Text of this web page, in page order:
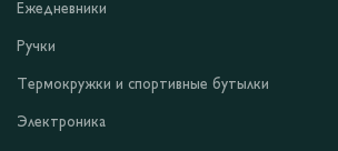
Ежедневники
Ручки
Термокружки и спортивные бутылки
Электроника